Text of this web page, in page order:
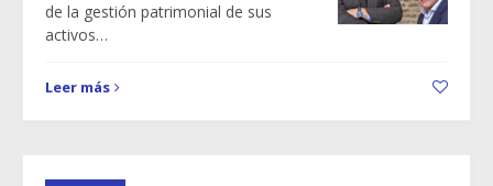
de la gestión patrimonial de sus
activos…
Leer más